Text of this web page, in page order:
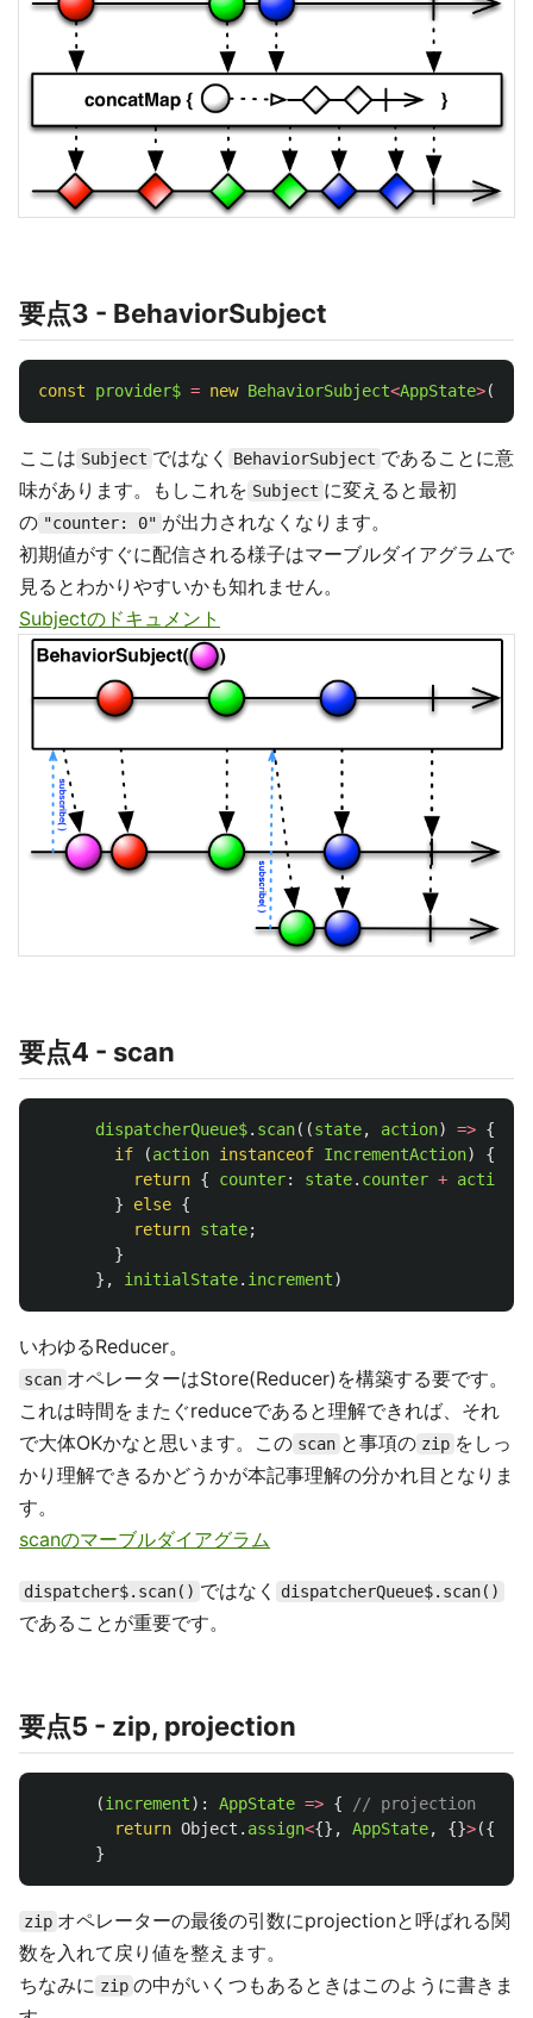
要点3 - BehaviorSubject
const provider$ = new BehaviorSubject<AppState>(
ここは Subject ではなく BehaviorSubject であることに意
味があります。もしこれを Subject に変えると最初
の "counter: 0" が出力されなくなります。
初期値がすぐに配信される様子はマーブルダイアグラムで
見るとわかりやすいかも知れません。
Subjectのドキュメント
要点4 - scan
dispatcherQueue$. scan((state, action) => {
if
(action instanceof IncrementAction)
{
return { counter: state. counter + action
}
else {
return state;
}
},
initialState. increment)
いわゆるReducer。
scan オペレーターはStore(Reducer)を構築する要です。
これは時間をまたぐreduceであると理解できれば、それ
で大体OKかなと思います。この scan と事項の zip をしっ
かり理解できるかどうかが本記事理解の分かれ目となりま
す。
scanのマーブルダイアグラム
dispatcher$.scan() ではなく dispatcherQueue$.scan()
であることが重要です。
要点5 - zip, projection
(increment): AppState => {
// projection
return Object . assign<{}, AppState, {}>({},
}
zip オペレーターの最後の引数にprojectionと呼ばれる関
数を入れて戻り値を整えます。
ちなみに zip の中がいくつもあるときはこのように書きま